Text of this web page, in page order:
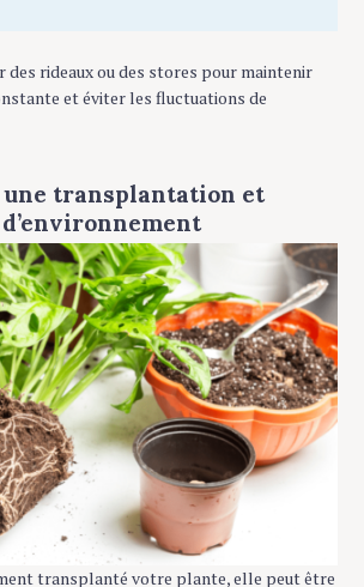
des rideaux ou des stores pour maintenir
et éviter les fluctuations de
une transplantation et
transplanté votre plante, elle peut être